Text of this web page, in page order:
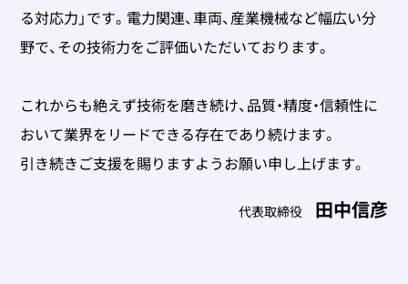
る対応力」です。電力関連、車両、産業機械など幅広い分
野で、その技術力をご評価いただいております。
これからも絶えず技術を磨き続け、品質・精度・信頼性に
おいて業界をリードできる存在であり続けます。
引き続きご支援を賜りますようお願い申し上げます。
代表取締役 田中信彦